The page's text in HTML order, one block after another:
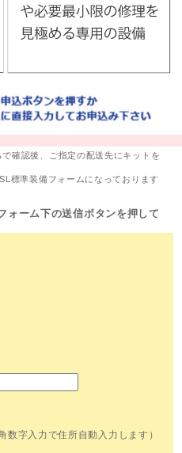
確認後、ご指定の配送先にキットを
標準装備フォームになっております
ォーム下の送信ボタンを押して
数字入力で住所自動入力します）